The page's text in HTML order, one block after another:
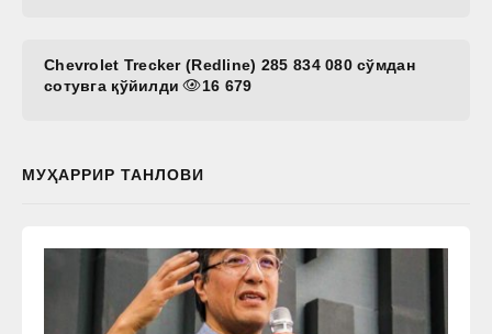
Chevrolet Trecker (Redline) 285 834 080 сўмдан
сотувга қўйилди
16 679
МУҲАРРИР ТАНЛОВИ